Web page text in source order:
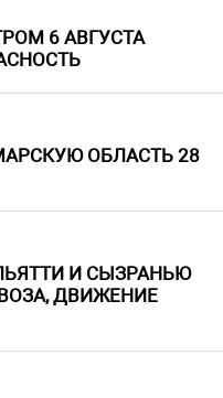
6 АВГУСТА
ОБЛАСТЬ 28
И СЫЗРАНЬЮ
ДВИЖЕНИЕ